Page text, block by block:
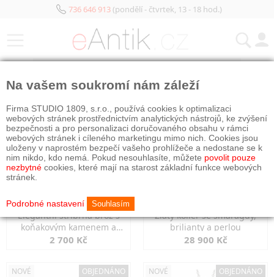
736 646 913(pondělí - čtvrtek, 13 - 18 hod.)
Elegantní stříbrná brož s
koňakovým kamenem a
markazity
2 700 Kč
Zlatý kolier se smaragdy,
brilianty a perlou
28 900 Kč
NOVÉ OBJEDNÁNO NOVÉ OBJEDNÁNO
Na vašem soukromí nám záleží
Firma STUDIO 1809, s.r.o., používá cookies k optimalizaci
webových stránek prostřednictvím analytických nástrojů, ke zvýšení
bezpečnosti a pro personalizaci doručovaného obsahu v rámci
webových stránek i cíleného marketingu mimo nich. Cookies jsou
uloženy v naprostém bezpečí vašeho prohlížeče a nedostane se k
nim nikdo, kdo nemá. Pokud nesouhlasíte, můžete povolit pouze
nezbytné cookies, které mají na starost základní funkce webových
stránek.
Podrobné nastavení Souhlasím